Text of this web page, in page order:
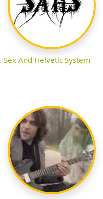
Sex And Helvetic System